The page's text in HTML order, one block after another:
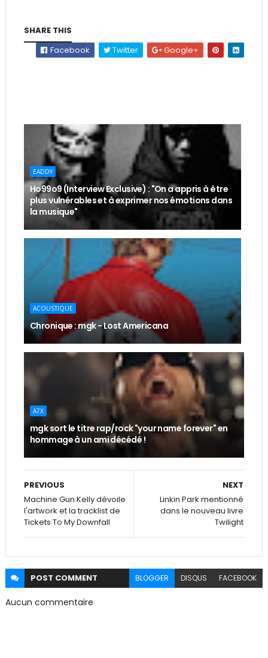
SHARE THIS
Facebook
Twitter Google+
EADDY
Ho99o9 (Interview Exclusive) : "On a appris à être
plus vulnérables et à exprimer nos émotions dans
la musique"
ACOUSTIQUE
Chronique : mgk - Lost Americana
A7X
mgk sort le titre rap/rock "your name forever" en
hommage à un ami décédé !
NEXT
Linkin Park mentionné
dans le nouveau livre
Twilight
PREVIOUS
Machine Gun Kelly dévoile
l'artwork et la tracklist de
Tickets To My Downfall
POST COMMENT BLOGGER DISQUS FACEBOOK
Aucun commentaire